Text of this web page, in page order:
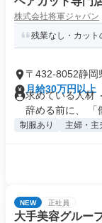
株式会社将軍ジャパン
残業なし・カット
〒432-8052静岡
月給30万円以上
求めている人材
辞める前に、 「
制服あり 主婦・主
NEW 正社員
大手美容グルー